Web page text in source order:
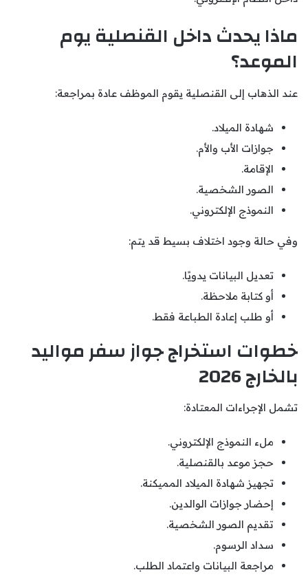
ماذا يحدث داخل القنصلية يوم
الموعد؟
عند الذهاب إلى القنصلية يقوم الموظف عادة بمراجعة:
شهادة الميلاد.
جوازات الأب والأم.
الإقامة.
الصور الشخصية.
النموذج الإلكتروني.
وفي حالة وجود اختلاف بسيط قد يتم:
تعديل البيانات يدويًا.
أو كتابة ملاحظة.
أو طلب إعادة الطباعة فقط.
خطوات استخراج جواز سفر مواليد
بالخارج 2026
تشمل الإجراءات المعتادة:
ملء النموذج الإلكتروني.
حجز موعد بالقنصلية.
تجهيز شهادة الميلاد المميكنة.
إحضار جوازات الوالدين.
تقديم الصور الشخصية.
سداد الرسوم.
مراجعة البيانات واعتماد الطلب.